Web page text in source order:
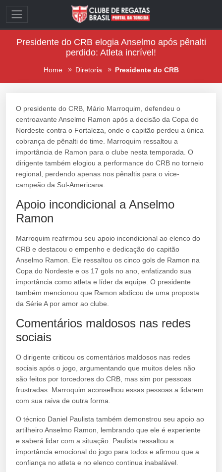
Presidente do CRB elogia Anselmo após pênalti
perdido: Atleta incrível!
Home Diretoria Presidente do CRB
O presidente do CRB, Mário Marroquim, defendeu o
centroavante Anselmo Ramon após a decisão da Copa do
Nordeste contra o Fortaleza, onde o capitão perdeu a única
cobrança de pênalti do time. Marroquim ressaltou a
importância de Ramon para o clube nesta temporada. O
dirigente também elogiou a performance do CRB no torneio
regional, perdendo apenas nos pênaltis para o vice-
campeão da Sul-Americana.
Apoio incondicional a Anselmo
Ramon
Marroquim reafirmou seu apoio incondicional ao elenco do
CRB e destacou o empenho e dedicação do capitão
Anselmo Ramon. Ele ressaltou os cinco gols de Ramon na
Copa do Nordeste e os 17 gols no ano, enfatizando sua
importância como atleta e líder da equipe. O presidente
também mencionou que Ramon abdicou de uma proposta
da Série A por amor ao clube.
Comentários maldosos nas redes
sociais
O dirigente criticou os comentários maldosos nas redes
sociais após o jogo, argumentando que muitos deles não
são feitos por torcedores do CRB, mas sim por pessoas
frustradas. Marroquim aconselhou essas pessoas a lidarem
com sua raiva de outra forma.
O técnico Daniel Paulista também demonstrou seu apoio ao
artilheiro Anselmo Ramon, lembrando que ele é experiente
e saberá lidar com a situação. Paulista ressaltou a
importância emocional do jogo para todos e afirmou que a
confiança no atleta e no elenco continua inabalável.